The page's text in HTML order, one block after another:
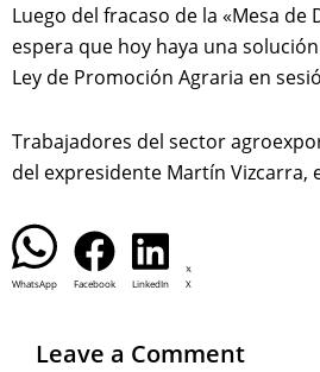
Luego del fracaso de la «Mesa
espera que hoy haya una
Ley de Promoción Agraria en
Trabajadores del sector
del expresidente Martín Vizcarra,
WhatsApp Facebook LinkedIn X
Leave a Comment